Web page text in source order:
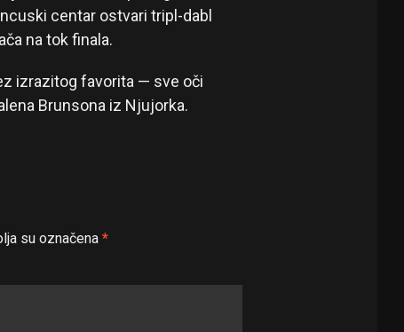
centar ostvari tripl-dabl
na tok finala.
izrazitog favorita — sve oči
Brunsona iz Njujorka.
su označena *